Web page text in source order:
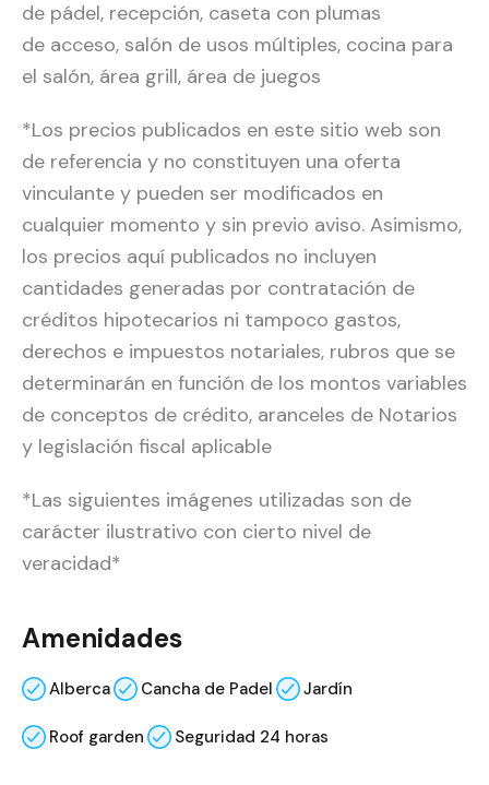
de pádel, recepción, caseta con plumas
de acceso, salón de usos múltiples, cocina para
el salón, área grill, área de juegos
*Los precios publicados en este sitio web son
de referencia y no constituyen una oferta
vinculante y pueden ser modificados en
cualquier momento y sin previo aviso. Asimismo,
los precios aquí publicados no incluyen
cantidades generadas por contratación de
créditos hipotecarios ni tampoco gastos,
derechos e impuestos notariales, rubros que se
determinarán en función de los montos variables
de conceptos de crédito, aranceles de Notarios
y legislación fiscal aplicable
*Las siguientes imágenes utilizadas son de
carácter ilustrativo con cierto nivel de
veracidad*
Amenidades
Alberca Cancha de Padel Jardín
Roof garden Seguridad 24 horas